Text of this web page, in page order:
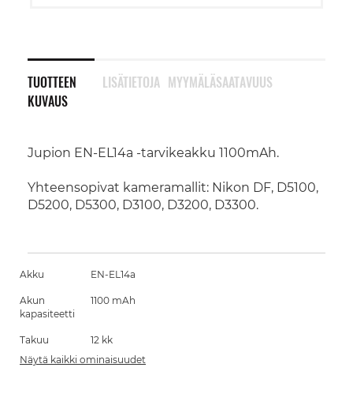
TUOTTEEN
KUVAUS
Jupion EN-EL14a -tarvikeakku 1100mAh.
Yhteensopivat kameramallit: Nikon DF, D5100,
D5200, D5300, D3100, D3200, D3300.
LISÄTIETOJA MYYMÄLÄSAATAVUUS
Akku EN-EL14a
Akun
kapasiteetti
1100 mAh
Takuu
12 kk
Näytä kaikki ominaisuudet